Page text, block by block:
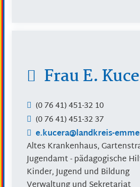
FrauE.
(07641) 451-32 10
(07641) 451-3237
e.kucera@landkreis-
Altes Krankenhaus,
Jugendamt - pädagogische
Kinder, Jugend und Bildung